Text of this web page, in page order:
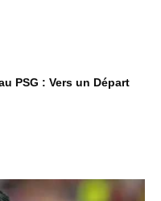
PSG : Vers un Départ